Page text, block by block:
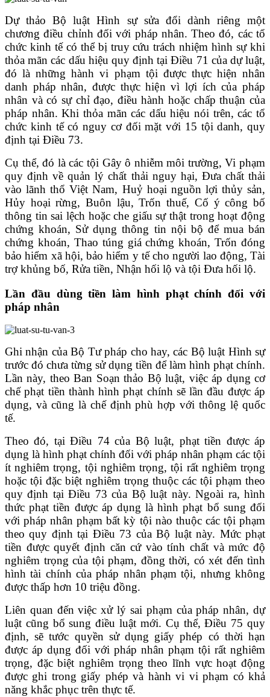
Dự thảo Bộ luật Hình sự sửa đổi dành riêng một
chương điều chỉnh đối với pháp nhân. Theo đó, các tổ
chức kinh tế có thể bị truy cứu trách nhiệm hình sự khi
thỏa mãn các dấu hiệu quy định tại Điều 71 của dự luật,
đó là những hành vi phạm tội được thực hiện nhân
danh pháp nhân, được thực hiện vì lợi ích của pháp
nhân và có sự chỉ đạo, điều hành hoặc chấp thuận của
pháp nhân. Khi thỏa mãn các dấu hiệu nói trên, các tổ
chức kinh tế có nguy cơ đối mặt với 15 tội danh, quy
định tại Điều 73.
Cụ thể, đó là các tội Gây ô nhiễm môi trường, Vi phạm
quy định về quản lý chất thải nguy hại, Đưa chất thải
vào lãnh thổ Việt Nam, Huỷ hoại nguồn lợi thủy sản,
Hủy hoại rừng, Buôn lậu, Trốn thuế, Cố ý công bố
thông tin sai lệch hoặc che giấu sự thật trong hoạt động
chứng khoán, Sử dụng thông tin nội bộ để mua bán
chứng khoán, Thao túng giá chứng khoán, Trốn đóng
bảo hiểm xã hội, bảo hiểm y tế cho người lao động, Tài
trợ khủng bố, Rửa tiền, Nhận hối lộ và tội Đưa hối lộ.
Lần đầu dùng tiền làm hình phạt chính đối với
pháp nhân
Ghi nhận của Bộ Tư pháp cho hay, các Bộ luật Hình sự
trước đó chưa từng sử dụng tiền để làm hình phạt chính.
Lần này, theo Ban Soạn thảo Bộ luật, việc áp dụng cơ
chế phạt tiền thành hình phạt chính sẽ lần đầu được áp
dụng, và cũng là chế định phù hợp với thông lệ quốc
tế.
Theo đó, tại Điều 74 của Bộ luật, phạt tiền được áp
dụng là hình phạt chính đối với pháp nhân phạm các tội
ít nghiêm trọng, tội nghiêm trọng, tội rất nghiêm trọng
hoặc tội đặc biệt nghiêm trọng thuộc các tội phạm theo
quy định tại Điều 73 của Bộ luật này. Ngoài ra, hình
thức phạt tiền được áp dụng là hình phạt bổ sung đối
với pháp nhân phạm bất kỳ tội nào thuộc các tội phạm
theo quy định tại Điều 73 của Bộ luật này. Mức phạt
tiền được quyết định căn cứ vào tính chất và mức độ
nghiêm trọng của tội phạm, đồng thời, có xét đến tình
hình tài chính của pháp nhân phạm tội, nhưng không
được thấp hơn 10 triệu đồng.
Liên quan đến việc xử lý sai phạm của pháp nhân, dự
luật cũng bổ sung điều luật mới. Cụ thể, Điều 75 quy
định, sẽ tước quyền sử dụng giấy phép có thời hạn
được áp dụng đối với pháp nhân phạm tội rất nghiêm
trọng, đặc biệt nghiêm trọng theo lĩnh vực hoạt động
được ghi trong giấy phép và hành vi vi phạm có khả
năng khắc phục trên thực tế.